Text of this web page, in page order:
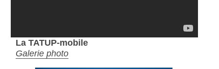
La TATUP-mobile
Galerie photo